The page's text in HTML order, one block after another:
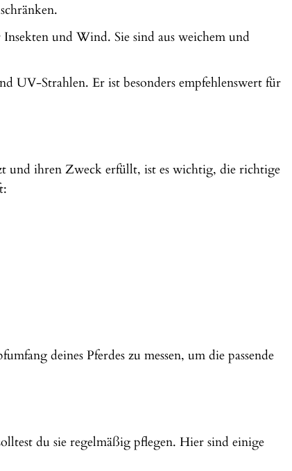
und Wind. Sie sind aus weichem und
UV-Strahlen. Er ist besonders empfehlenswert für
und ihren Zweck erfüllt, ist es wichtig, die richtige
deines Pferdes zu messen, um die passende
du sie regelmäßig pflegen. Hier sind einige